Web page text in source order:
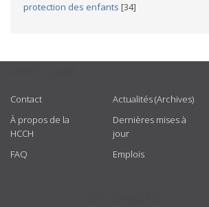
protection des enfants [34]
Contact
À propos de la
HCCH
FAQ
Actualités (Archives)
Dernières mises à
jour
Emplois